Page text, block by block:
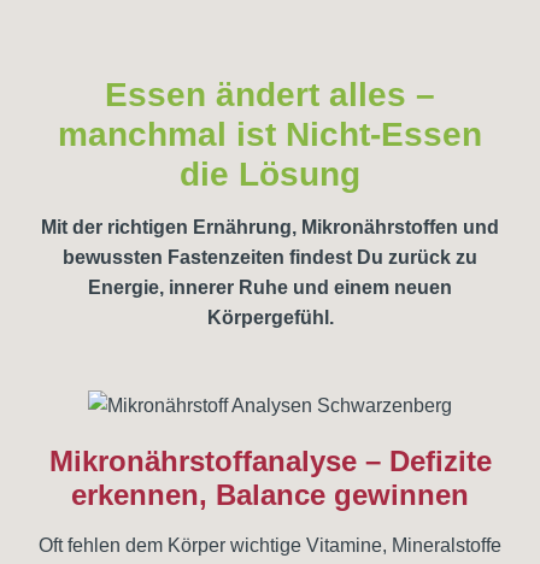
Essen ändert alles –
manchmal ist Nicht-Essen
die Lösung
Mit der richtigen Ernährung, Mikronährstoffen und
bewussten Fastenzeiten findest Du zurück zu
Energie, innerer Ruhe und einem neuen
Körpergefühl.
Mikronährstoffanalyse – Defizite
erkennen, Balance gewinnen
Oft fehlen dem Körper wichtige Vitamine, Mineralstoffe